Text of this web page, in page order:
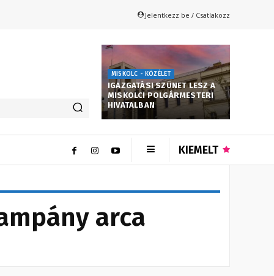
Jelentkezz be / Csatlakozz
MISKOLC - KÖZÉLET
IGAZGATÁSI SZÜNET LESZ A
MISKOLCI POLGÁRMESTERI
HIVATALBAN
KIEMELT
arca